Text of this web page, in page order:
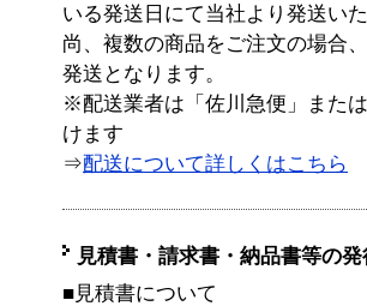
いる発送日にて当社より発送い
尚、複数の商品をご注文の場合
発送となります。
※配送業者は「佐川急便」また
けます
⇒配送について詳しくはこちら
見積書・請求書・納品書等の
■見積書について